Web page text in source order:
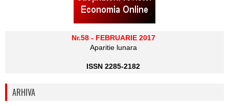
Nr.58 - FEBRUARIE 2017
Aparitie lunara
ISSN 2285-2182
ARHIVA